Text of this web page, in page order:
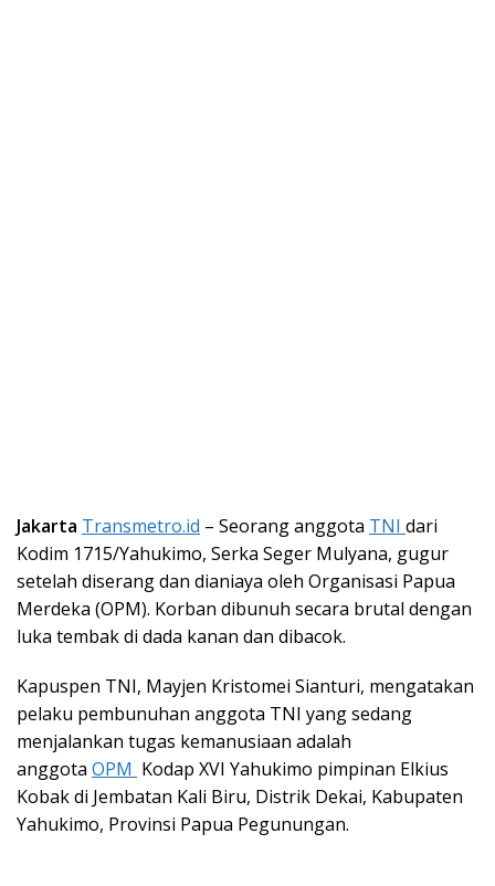
Jakarta Transmetro.id – Seorang anggota TNI dari
Kodim 1715/Yahukimo, Serka Seger Mulyana, gugur
setelah diserang dan dianiaya oleh Organisasi Papua
Merdeka (OPM). Korban dibunuh secara brutal dengan
luka tembak di dada kanan dan dibacok.
Kapuspen TNI, Mayjen Kristomei Sianturi, mengatakan
pelaku pembunuhan anggota TNI yang sedang
menjalankan tugas kemanusiaan adalah
anggota OPM Kodap XVI Yahukimo pimpinan Elkius
Kobak di Jembatan Kali Biru, Distrik Dekai, Kabupaten
Yahukimo, Provinsi Papua Pegunungan.